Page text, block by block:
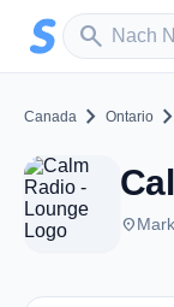
Zum Hauptinhalt
search
Sender
Canada chevron_right Ontario chevron_right
place